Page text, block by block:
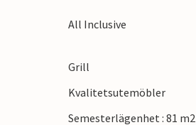
All Inclusive
Grill
Kvalitetsutemöbler
Semesterlägenhet : 81 m2